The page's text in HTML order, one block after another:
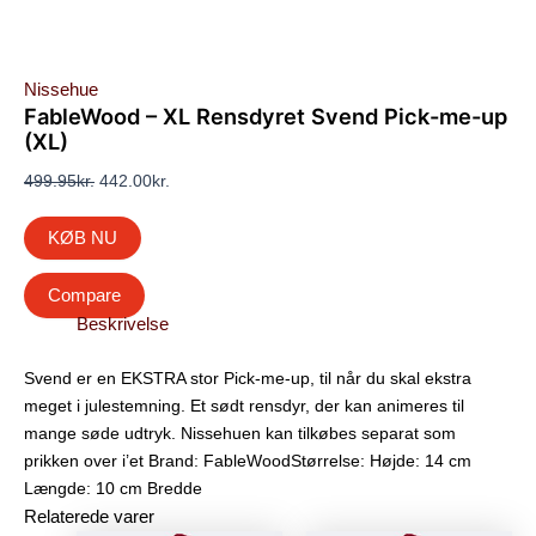
Nissehue
FableWood – XL Rensdyret Svend Pick-me-up
(XL)
499.95kr. 442.00kr.
KØB NU
Compare
Beskrivelse
Svend er en EKSTRA stor Pick-me-up, til når du skal ekstra
meget i julestemning. Et sødt rensdyr, der kan animeres til
mange søde udtryk. Nissehuen kan tilkøbes separat som
prikken over i’et Brand: FableWoodStørrelse: Højde: 14 cm
Længde: 10 cm Bredde
Relaterede varer